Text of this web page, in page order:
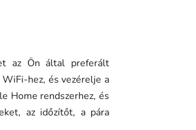
az Ön által preferált
hez, és vezérelje a
Home rendszerhez, és
az időzítőt, a pára